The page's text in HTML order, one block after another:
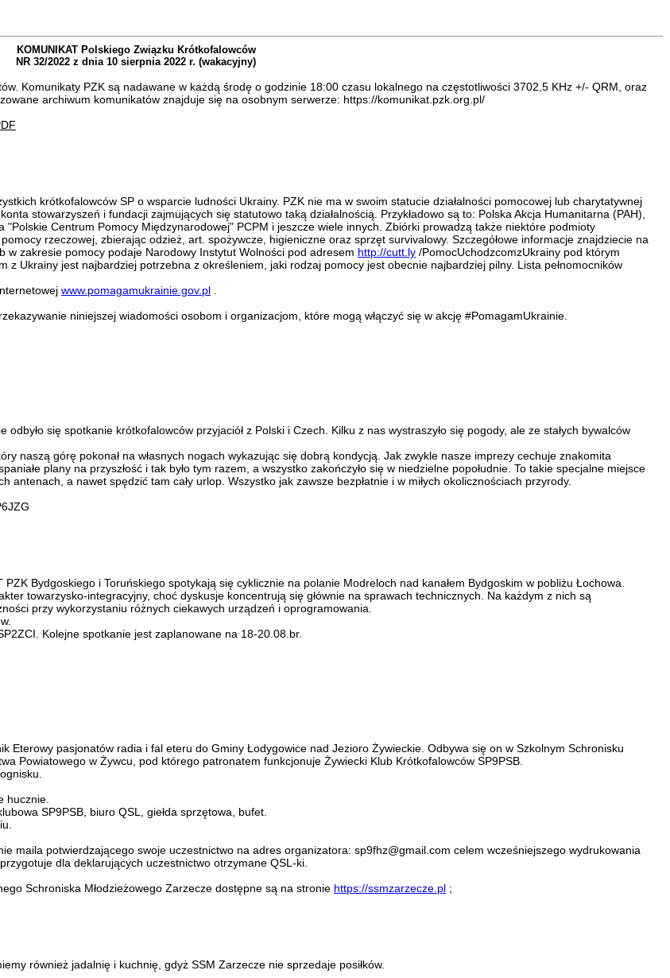
KOMUNIKAT Polskiego Związku Krótkofalowców
NR 32/2022 z dnia 10 sierpnia 2022 r. (wakacyjny)
Komunikaty PZK są nadawane w każdą środę o godzinie 18:00 czasu lokalnego na częstotliwości 3702,5 KHz +/- QRM, oraz
archiwum komunikatów znajduje się na osobnym serwerze: https://komunikat.pzk.org.pl/
krótkofalowców SP o wsparcie ludności Ukrainy. PZK nie ma w swoim statucie działalności pomocowej lub charytatywnej
stowarzyszeń i fundacji zajmujących się statutowo taką działalnością. Przykładowo są to: Polska Akcja Humanitarna (PAH),
Centrum Pomocy Międzynarodowej" PCPM i jeszcze wiele innych. Zbiórki prowadzą także niektóre podmioty
rzeczowej, zbierając odzież, art. spożywcze, higieniczne oraz sprzęt survivalowy. Szczegółowe informacje znajdziecie na
zakresie pomocy podaje Narodowy Instytut Wolności pod adresem http://cutt.ly /PomocUchodzcomzUkrainy pod którym
Ukrainy jest najbardziej potrzebna z określeniem, jaki rodzaj pomocy jest obecnie najbardziej pilny. Lista pełnomocników
www.pomagamukrainie.gov.pl
niniejszej wiadomości osobom i organizacjom, które mogą włączyć się w akcję #PomagamUkrainie.
się spotkanie krótkofalowców przyjaciół z Polski i Czech. Kilku z nas wystraszyło się pogody, ale ze stałych bywalców
naszą górę pokonał na własnych nogach wykazując się dobrą kondycją. Jak zwykle nasze imprezy cechuje znakomita
plany na przyszłość i tak było tym razem, a wszystko zakończyło się w niedzielne popołudnie. To takie specjalne miejsce
a nawet spędzić tam cały urlop. Wszystko jak zawsze bezpłatnie i w miłych okolicznościach przyrody.
Bydgoskiego i Toruńskiego spotykają się cyklicznie na polanie Modreloch nad kanałem Bydgoskim w pobliżu Łochowa.
towarzysko-integracyjny, choć dyskusje koncentrują się głównie na sprawach technicznych. Na każdym z nich są
przy wykorzystaniu różnych ciekawych urządzeń i oprogramowania.
Kolejne spotkanie jest zaplanowane na 18-20.08.br.
Eterowy pasjonatów radia i fal eteru do Gminy Łodygowice nad Jezioro Żywieckie. Odbywa się on w Szkolnym Schronisku
Powiatowego w Żywcu, pod którego patronatem funkcjonuje Żywiecki Klub Krótkofalowców SP9PSB.
hucznie.
SP9PSB, biuro QSL, giełda sprzętowa, bufet.
maila potwierdzającego swoje uczestnictwo na adres organizatora: sp9fhz@gmail.com celem wcześniejszego wydrukowania
dla deklarujących uczestnictwo otrzymane QSL-ki.
Schroniska Młodzieżowego Zarzecze dostępne są na stronie https://ssmzarzecze.pl ;
również jadalnię i kuchnię, gdyż SSM Zarzecze nie sprzedaje posiłków.